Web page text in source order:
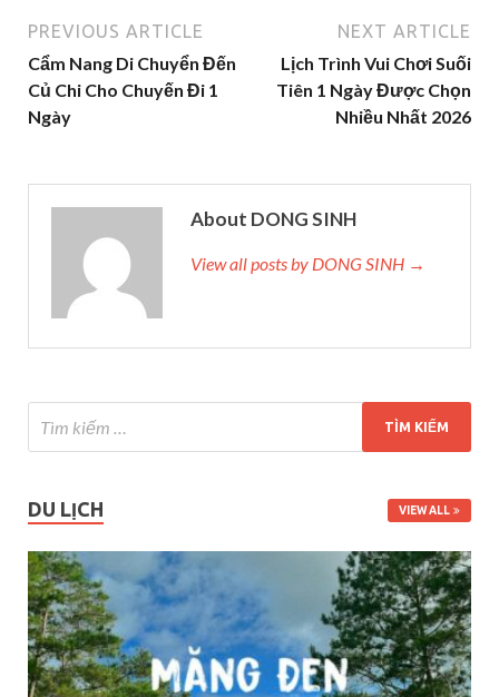
PREVIOUS ARTICLE
Cẩm Nang Di Chuyển Đến
Củ Chi Cho Chuyến Đi 1
Ngày
NEXT ARTICLE
Lịch Trình Vui Chơi Suối
Tiên 1 Ngày Được Chọn
Nhiều Nhất 2026
About DONG SINH
View all posts by DONG SINH →
DU LỊCH VIEW ALL